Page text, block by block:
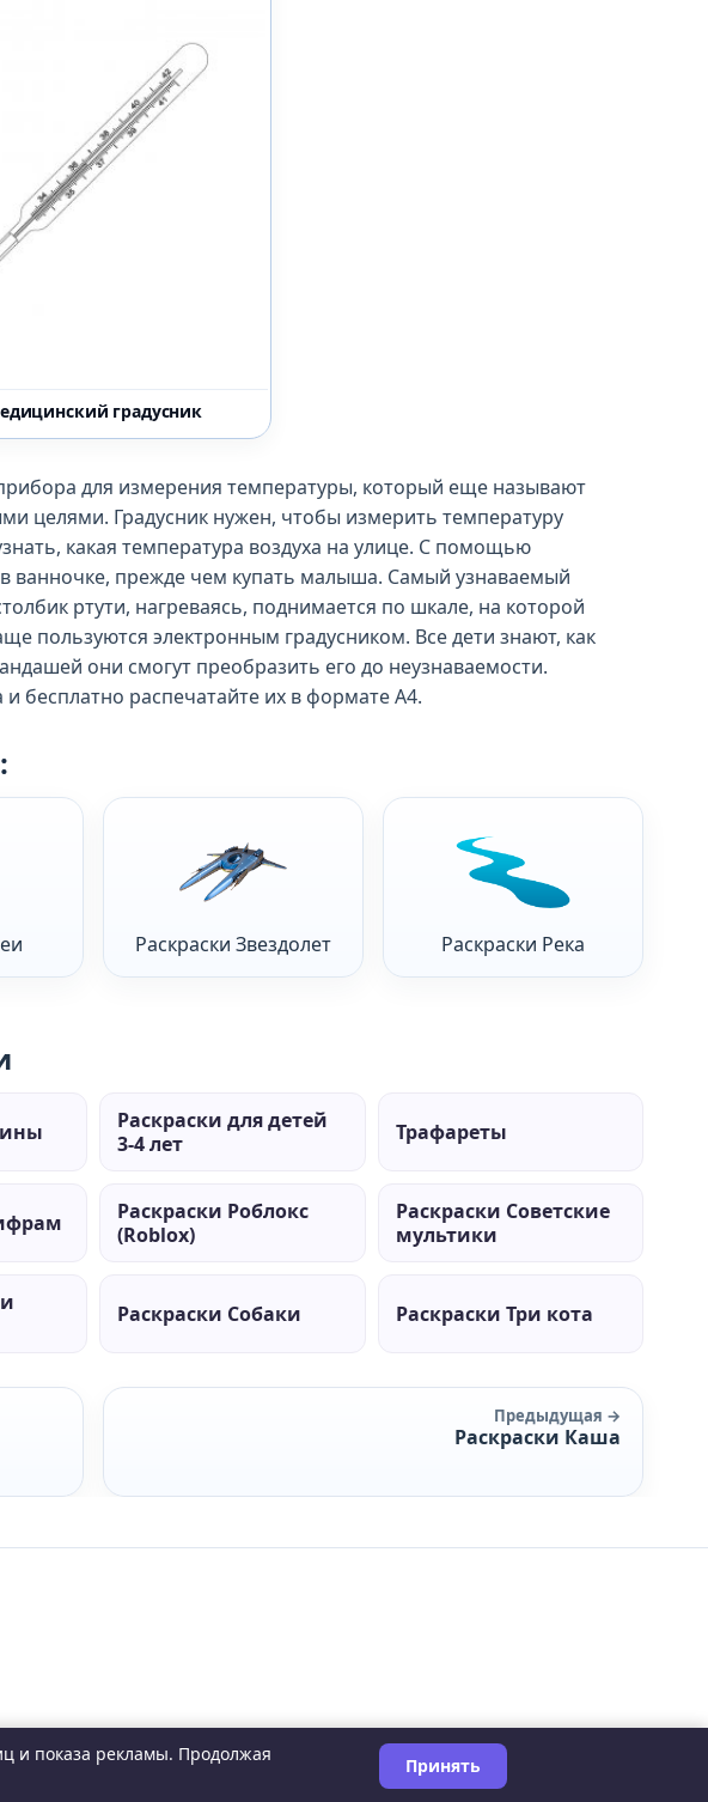
градусник
для измерения температуры, который еще называют
целями. Градусник нужен, чтобы измерить температуру
какая температура воздуха на улице. С помощью
прежде чем купать малыша. Самый узнаваемый
ртути, нагреваясь, поднимается по шкале, на которой
пользуются электронным градусником. Все дети знают, как
они смогут преобразить его до неузнаваемости.
бесплатно распечатайте их в формате А4.
Раскраски Звездолет Раскраски Река
Раскраски для детей
3-4 лет
Трафареты
Раскраски Роблокс
(Roblox)
Раскраски Советские
мультики
Раскраски Собаки Раскраски Три кота
Предыдущая →
Раскраски Каша
и показа рекламы. Продолжая
Принять